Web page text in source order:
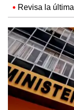
Revisa la